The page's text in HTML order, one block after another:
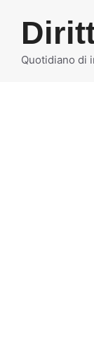
contenuto
Quotidiano di